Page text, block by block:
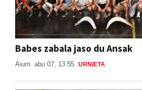
Babes zabala jaso du Ansak
Aiurri abu 07, 13:55 URNIETA